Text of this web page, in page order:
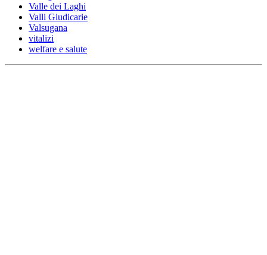
Valle dei Laghi
Valli Giudicarie
Valsugana
vitalizi
welfare e salute